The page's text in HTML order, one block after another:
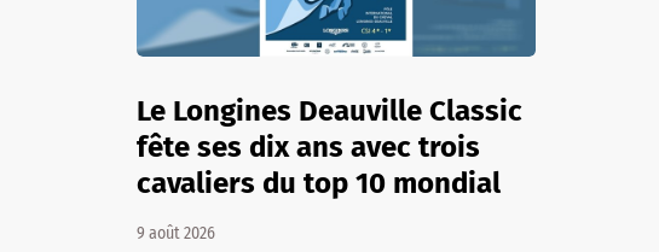
Le Longines Deauville Classic
fête ses dix ans avec trois
cavaliers du top 10 mondial
9 août 2026